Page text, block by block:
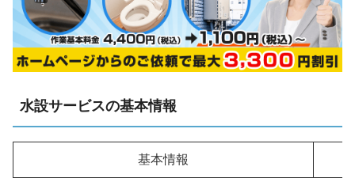
水設サービスの基本情報
基本情報